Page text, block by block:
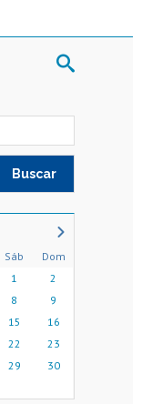
Sáb
Dom
1
2
8
9
15
16
22
23
29
30